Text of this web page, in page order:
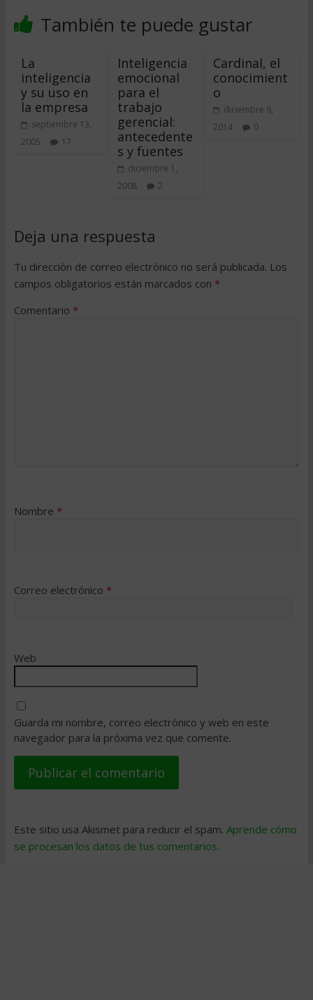
También te puede gustar
La
inteligencia
y su uso en
la empresa
septiembre 13,
2005
17
Inteligencia
emocional
para el
trabajo
gerencial:
antecedente
s y fuentes
diciembre 1,
2008
2
Cardinal, el
conocimient
o
diciembre 9,
2014
0
Deja una respuesta
Tu dirección de correo electrónico no será publicada. Los
campos obligatorios están marcados con *
Comentario *
Nombre *
Correo electrónico *
Web
Guarda mi nombre, correo electrónico y web en este
navegador para la próxima vez que comente.
Este sitio usa Akismet para reducir el spam. Aprende cómo
se procesan los datos de tus comentarios.